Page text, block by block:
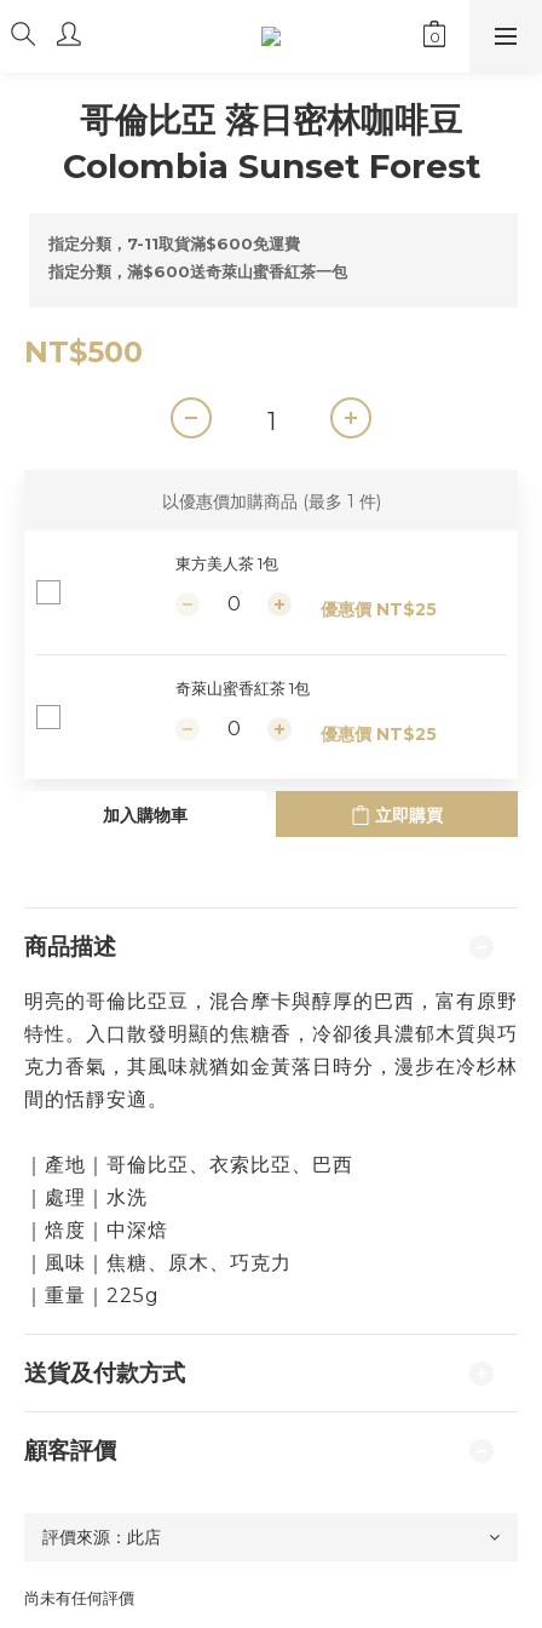
哥倫比亞 落日密林咖啡豆
Colombia Sunset Forest
指定分類，7-11取貨滿$600免運費
指定分類，滿$600送奇萊山蜜香紅茶一包
NT$500
以優惠價加購商品 (最多 1 件)
東方美人茶 1包
優惠價 NT$25
奇萊山蜜香紅茶 1包
優惠價 NT$25
加入購物車 立即購買
商品描述
明亮的哥倫比亞豆，混合摩卡與醇厚的巴西，富有原野
特性。入口散發明顯的焦糖香，冷卻後具濃郁木質與巧
克力香氣，其風味就猶如金黃落日時分，漫步在冷杉林
間的恬靜安適。
｜產地｜哥倫比亞、衣索比亞、巴西
｜處理｜水洗
｜焙度｜中深焙
｜風味｜焦糖、原木、巧克力
｜重量｜225g
送貨及付款方式
顧客評價
尚未有任何評價